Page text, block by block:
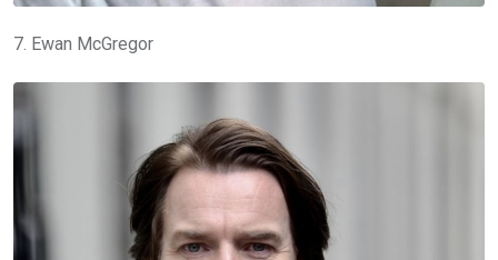
7. Ewan McGregor